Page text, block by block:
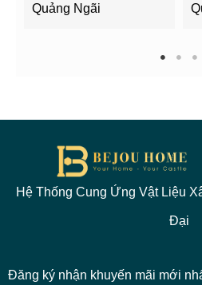
Quảng Ngãi
1 2 3
Hệ Thống Cung Ứng Vật Liệu
Đại
Đăng ký nhận khuyến mãi mới